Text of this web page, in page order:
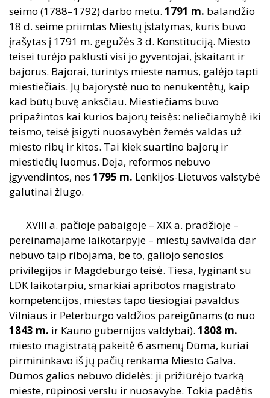
seimo (1788–1792) darbo metu. 1791 m. balandžio
18 d. seime priimtas Miestų įstatymas, kuris buvo
įrašytas į 1791 m. gegužės 3 d. Konstituciją. Miesto
teisei turėjo paklusti visi jo gyventojai, įskaitant ir
bajorus. Bajorai, turintys mieste namus, galėjo tapti
miestiečiais. Jų bajorystė nuo to nenukentėtų, kaip
kad būtų buvę anksčiau. Miestiečiams buvo
pripažintos kai kurios bajorų teisės: neliečiamybė iki
teismo, teisė įsigyti nuosavybėn žemės valdas už
miesto ribų ir kitos. Tai kiek suartino bajorų ir
miestiečių luomus. Deja, reformos nebuvo
įgyvendintos, nes 1795 m. Lenkijos-Lietuvos valstybė
galutinai žlugo.
XVIII a. pačioje pabaigoje – XIX a. pradžioje –
pereinamajame laikotarpyje – miestų savivalda dar
nebuvo taip ribojama, be to, galiojo senosios
privilegijos ir Magdeburgo teisė. Tiesa, lyginant su
LDK laikotarpiu, smarkiai apribotos magistrato
kompetencijos, miestas tapo tiesiogiai pavaldus
Vilniaus ir Peterburgo valdžios pareigūnams (o nuo
1843 m. ir Kauno gubernijos valdybai). 1808 m.
miesto magistratą pakeitė 6 asmenų Dūma, kuriai
pirmininkavo iš jų pačių renkama Miesto Galva.
Dūmos galios nebuvo didelės: ji prižiūrėjo tvarką
mieste, rūpinosi verslu ir nuosavybe. Tokia padėtis